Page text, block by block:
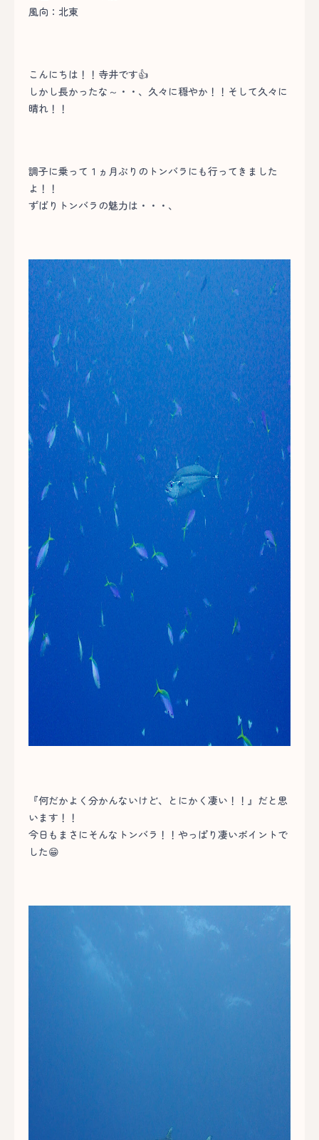
風向：北東
こんにちは！！寺井です👍
しかし長かったな～・・、久々に穏やか！！そして久々に
晴れ！！
調子に乗って１ヵ月ぶりのトンバラにも行ってきました
よ！！
ずばりトンバラの魅力は・・・、
『何だかよく分かんないけど、とにかく凄い！！』だと思
います！！
今日もまさにそんなトンバラ！！やっぱり凄いポイントで
した😁